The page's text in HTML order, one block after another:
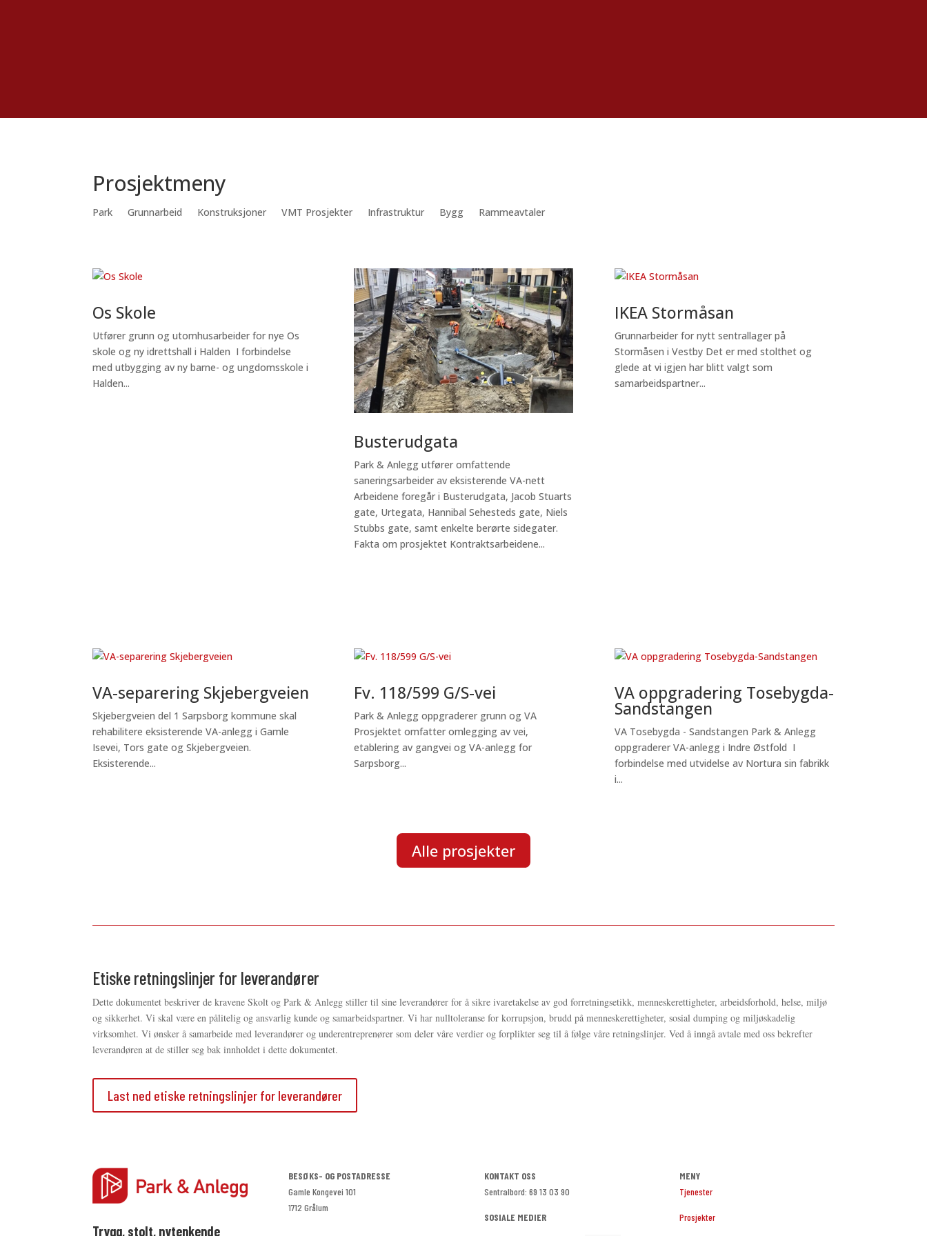
Prosjektmeny
Park Grunnarbeid Konstruksjoner VMT Prosjekter Infrastruktur Bygg Rammeavtaler
Os Skole
Utfører grunn og utomhusarbeider for nye Os
skole og ny idrettshall i Halden I forbindelse
med utbygging av ny barne- og ungdomsskole i
Halden...
Busterudgata
Park & Anlegg utfører omfattende
saneringsarbeider av eksisterende VA-nett
Arbeidene foregår i Busterudgata, Jacob Stuarts
gate, Urtegata, Hannibal Sehesteds gate, Niels
Stubbs gate, samt enkelte berørte sidegater.
Fakta om prosjektet Kontraktsarbeidene...
IKEA Stormåsan
Grunnarbeider for nytt sentrallager på
Stormåsen i Vestby Det er med stolthet og
glede at vi igjen har blitt valgt som
samarbeidspartner...
VA-separering Skjebergveien
Skjebergveien del 1 Sarpsborg kommune skal
rehabilitere eksisterende VA-anlegg i Gamle
Isevei, Tors gate og Skjebergveien.
Eksisterende...
Fv. 118/599 G/S-vei
Park & Anlegg oppgraderer grunn og VA
Prosjektet omfatter omlegging av vei,
etablering av gangvei og VA-anlegg for
Sarpsborg...
VA oppgradering Tosebygda-
Sandstangen
VA Tosebygda - Sandstangen Park & Anlegg
oppgraderer VA-anlegg i Indre Østfold I
forbindelse med utvidelse av Nortura sin fabrikk
i...
Alle prosjekter
Etiske retningslinjer for leverandører
Dette dokumentet beskriver de kravene Skolt og Park & Anlegg stiller til sine leverandører for å sikre ivaretakelse av god forretningsetikk, menneskerettigheter, arbeidsforhold, helse, miljø
og sikkerhet. Vi skal være en pålitelig og ansvarlig kunde og samarbeidspartner. Vi har nulltoleranse for korrupsjon, brudd på menneskerettigheter, sosial dumping og miljøskadelig
virksomhet. Vi ønsker å samarbeide med leverandører og underentreprenører som deler våre verdier og forplikter seg til å følge våre retningslinjer. Ved å inngå avtale med oss bekrefter
leverandøren at de stiller seg bak innholdet i dette dokumentet.
Last ned etiske retningslinjer for leverandører
Trygg, stolt, nytenkende
BESØKS- OG POSTADRESSE
Gamle Kongevei 101
1712 Grålum
KONTAKT OSS
Sentralbord: 69 13 03 90
SOSIALE MEDIER
MENY
Tjenester
Prosjekter